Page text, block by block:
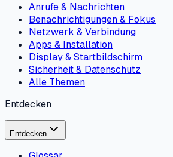
Anrufe & Nachrichten
Benachrichtigungen & Fokus
Netzwerk & Verbindung
Apps & Installation
Display & Startbildschirm
Sicherheit & Datenschutz
Alle Themen
Entdecken
Entdecken